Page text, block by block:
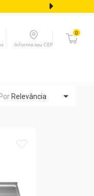
Informe seu CEP
0
Relevância